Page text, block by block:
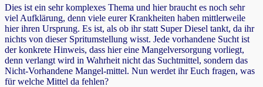
Dies ist ein sehr komplexes Thema und hier braucht es noch sehr
viel Aufklärung, denn viele eurer Krankheiten haben mittlerweile
hier ihren Ursprung. Es ist, als ob ihr statt Super Diesel tankt, da ihr
nichts von dieser Spritumstellung wisst. Jede vorhandene Sucht ist
der konkrete Hinweis, dass hier eine Mangelversorgung vorliegt,
denn verlangt wird in Wahrheit nicht das Suchtmittel, sondern das
Nicht-Vorhandene Mangel-mittel. Nun werdet ihr Euch fragen, was
für welche Mittel da fehlen?